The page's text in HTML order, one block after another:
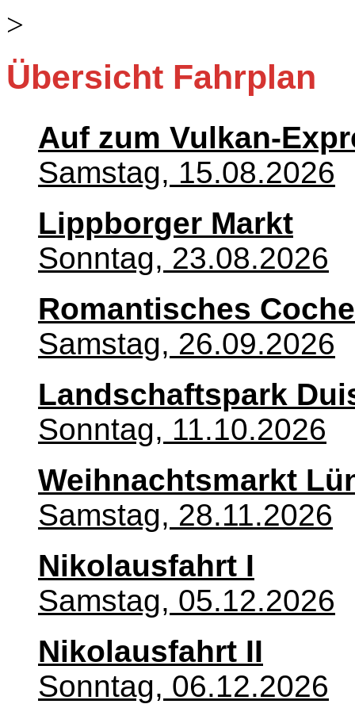
>
Übersicht Fahrplan
Auf zum Vulkan-
Samstag, 15.08.2026
Lippborger Markt
Sonntag, 23.08.2026
Romantisches
Samstag, 26.09.2026
Landschaftspark
Sonntag, 11.10.2026
Weihnachtsmarkt
Samstag, 28.11.2026
Nikolausfahrt I
Samstag, 05.12.2026
Nikolausfahrt II
Sonntag, 06.12.2026